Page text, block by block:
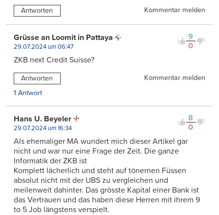
Antworten Kommentar melden
9
0
Grüsse an Loomit in Pattaya
29.07.2024 um 06:47
ZKB next Credit Suisse?
Antworten
Kommentar melden
1 Antwort
8
0
Hans U. Beyeler
29.07.2024 um 16:34
Als ehemaliger MA wundert mich dieser Artikel gar
nicht und war nur eine Frage der Zeit. Die ganze
Informatik der ZKB ist
Komplett lächerlich und steht auf tönernen Füssen
absolut nicht mit der UBS zu vergleichen und
meilenweit dahinter. Das grösste Kapital einer Bank ist
das Vertrauen und das haben diese Herren mit ihrem 9
to 5 Job längstens verspielt.